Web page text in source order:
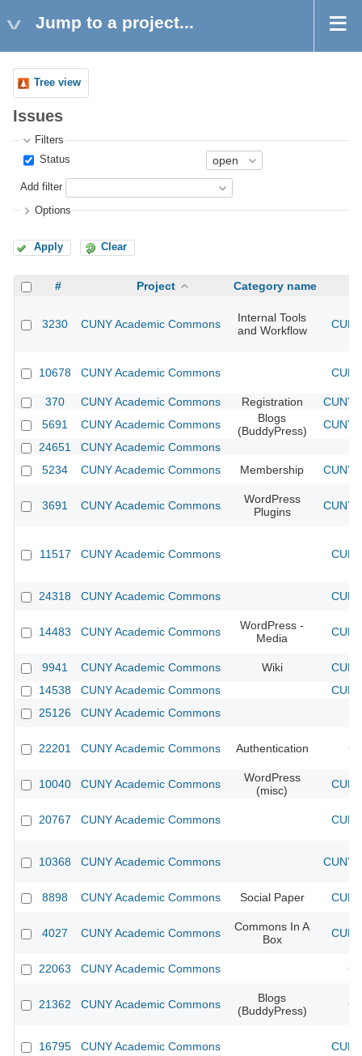
Jump to a project...
Tree view
Issues
Filters
Status
Add filter
Options
Apply Clear
# Project Category name
3230 CUNY Academic Commons
Internal Tools
and Workflow
10678 CUNY Academic Commons
370 CUNY Academic Commons Registration
CUNY
5691
CUNY Academic Commons
Blogs
(BuddyPress)
CUNY
24651
CUNY Academic Commons
5234
CUNY Academic Commons Membership CUNY
3691 CUNY Academic Commons
WordPress
Plugins
CUNY
11517 CUNY Academic Commons
24318 CUNY Academic Commons
14483 CUNY Academic Commons
WordPress -
Media
9941 CUNY Academic Commons Wiki
14538
CUNY Academic Commons
25126
CUNY Academic Commons
22201 CUNY Academic Commons Authentication
10040 CUNY Academic Commons
WordPress
(misc)
20767 CUNY Academic Commons
10368 CUNY Academic Commons CUNY
8898 CUNY Academic Commons Social Paper
4027 CUNY Academic Commons
Commons In A
Box
22063 CUNY Academic Commons
21362 CUNY Academic Commons
Blogs
(BuddyPress)
16795 CUNY Academic Commons